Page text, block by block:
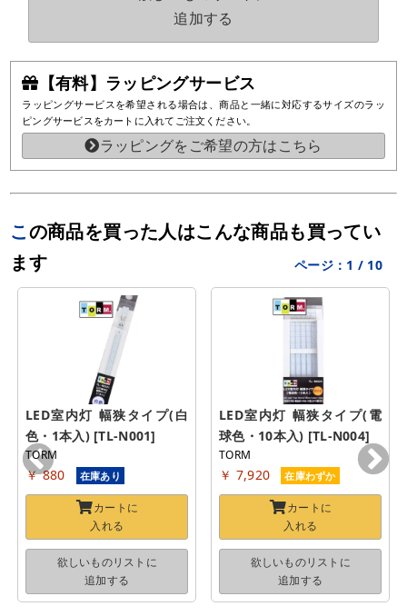
【有料】ラッピングサービス
ラッピングサービスを希望される場合は、商品と一緒に対応するサイズのラッ
ピングサービスをカートに入れてご注文ください。
ラッピングをご希望の方はこちら
追加する
この商品を買った人はこんな商品も買ってい
ます
ページ： 1 / 10
LED室内灯 幅狭タイプ(白
色・1本入) [TL-N001]
TORM
￥ 880 在庫あり
カートに
入れる
欲しいものリストに
追加する
LED室内灯 幅狭タイプ(電
球色・10本入) [TL-N004]
TORM
￥ 7,920 在庫わずか
カートに
入れる
欲しいものリストに
追加する